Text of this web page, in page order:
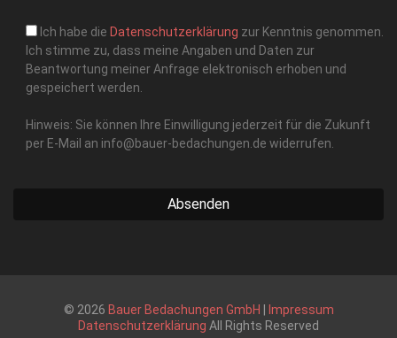
Ich habe die Datenschutzerklärung zur Kenntnis genommen.
Ich stimme zu, dass meine Angaben und Daten zur
Beantwortung meiner Anfrage elektronisch erhoben und
gespeichert werden.
Hinweis: Sie können Ihre Einwilligung jederzeit für die Zukunft
per E-Mail an info@bauer-bedachungen.de widerrufen.
© 2026 Bauer Bedachungen GmbH
Impressum
Datenschutzerklärung All Rights Reserved